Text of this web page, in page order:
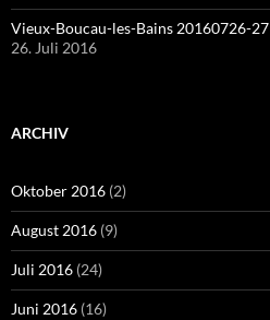
Vieux-Boucau-les-Bains 20160726-27
26. Juli 2016
ARCHIV
Oktober 2016 (2)
August 2016 (9)
Juli 2016 (24)
Juni 2016 (16)